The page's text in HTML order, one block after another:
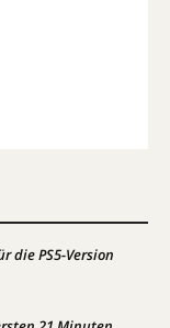
die PS5-Version